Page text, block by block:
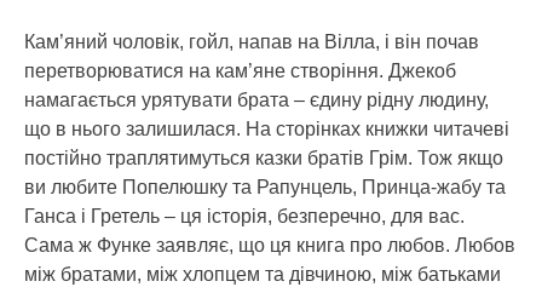
Кам’яний чоловік, гойл, напав на Вілла, і він почав
перетворюватися на кам’яне створіння. Джекоб
намагається урятувати брата – єдину рідну людину,
що в нього залишилася. На сторінках книжки читачеві
постійно траплятимуться казки братів Грім. Тож якщо
ви любите Попелюшку та Рапунцель, Принца-жабу та
Ганса і Гретель – ця історія, безперечно, для вас.
Сама ж Функе заявляє, що ця книга про любов. Любов
між братами, між хлопцем та дівчиною, між батьками